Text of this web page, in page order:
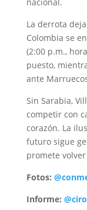
La derrota
Colombia se
(2:00 p.m.,
puesto,
ante
Sin Sarabia,
competir con
corazón. La
futuro sigue
promete
Fotos:
Informe: